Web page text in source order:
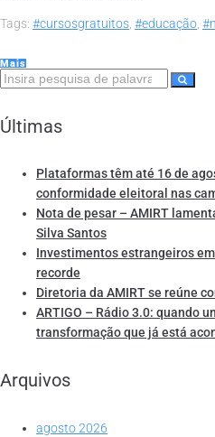
Tags: #cursosgratuitos, #educação,
Mais
Últimas
Plataformas têm até 16 de
conformidade eleitoral nas
Nota de pesar – AMIRT
Silva Santos
Investimentos estrangeiros
recorde
Diretoria da AMIRT se reúne
ARTIGO – Rádio 3.0: quando
transformação que já está
Arquivos
agosto 2026